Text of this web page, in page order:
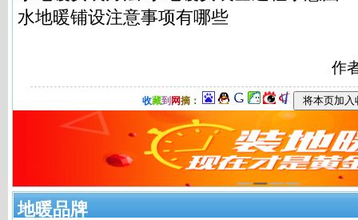
水地暖铺设注意事项有哪些
作
收藏到 网摘：
地暖品牌